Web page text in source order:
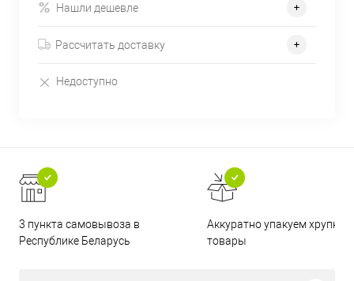
Нашли дешевле
Рассчитать доставку
Недоступно
3 пункта самовывоза в
Республике Беларусь
Аккуратно упакуем хрупкие
товары